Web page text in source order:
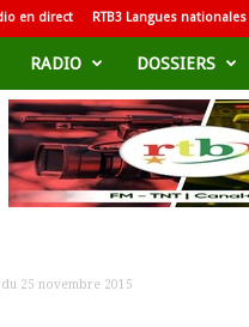
en direct RTB3 Langues nationales
RADIO DOSSIERS
25 novembre 2015